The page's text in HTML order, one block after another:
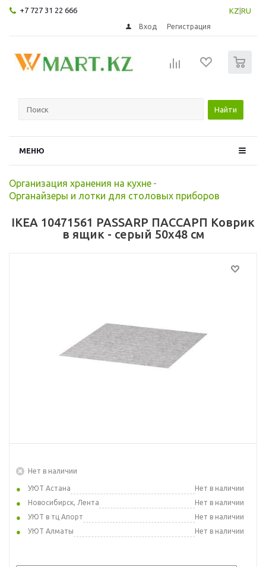
+7 727 31 22 666 KZ RU
Вход Регистрация
Найти
МЕНЮ
Организация хранения на кухне -
Органайзеры и лотки для столовых приборов
IKEA 10471561 PASSARP ПАССАРП Коврик
в ящик - серый 50x48 см
Нет в наличии
УЮТ Астана
Нет в наличии
Новосибирск, Лента
Нет в наличии
УЮТ в тц Апорт
Нет в наличии
УЮТ Алматы
Нет в наличии